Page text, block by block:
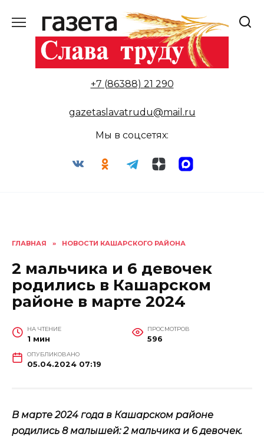
содержанию
+7 (86388) 21 290
gazetaslavatrudu@mail.ru
Мы в соцсетях:
ГЛАВНАЯ » НОВОСТИ КАШАРСКОГО РАЙОНА
2 мальчика и 6 девочек
родились в Кашарском
районе в марте 2024
НА ЧТЕНИЕ
1 мин
ПРОСМОТРОВ
596
ОПУБЛИКОВАНО
05.04.2024 07:19
В марте 2024 года в Кашарском районе
родились 8 малышей: 2 мальчика и 6 девочек.